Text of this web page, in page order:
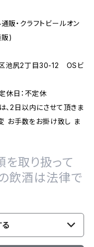
・クラフトビールオン
販)
池尻2丁目30-12 OSビ
休日：不定休
、2日以内にさせて頂きま
お手数をお掛け致し ま
を取り扱って
飲酒は法律で